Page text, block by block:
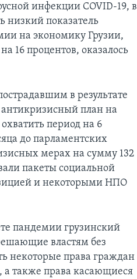
инфекции COVID-19, в
низкий показатель
на экономику Грузии,
16 процентов, оказалось
в результате
антикризисный план на
период на 6
до парламентских
мерах на сумму 132
пакеты социальной
и некоторыми НПО
пандемии грузинский
властям без
некоторые права граждан
также права касающиеся